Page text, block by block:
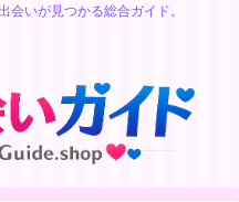
会いが見つかる総合ガイド。